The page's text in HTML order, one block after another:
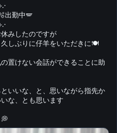
出勤中🪽‪
みしたのですが
しぶりに仔羊をいただきに🍽
置けない会話ができることに助
いいな、と、思いながら指先か
な、とも思います